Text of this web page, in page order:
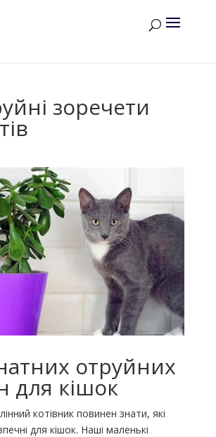
зоречети
отруйних
для кішок
котівник повинен знати, які
для кішок. Наші маленькі